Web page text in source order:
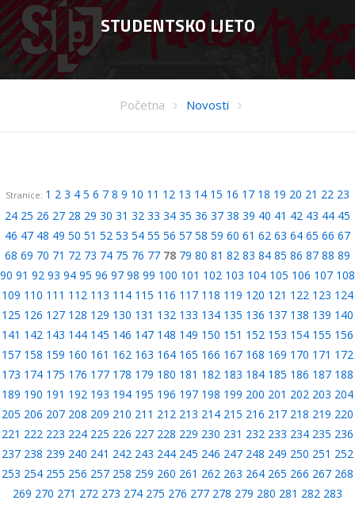
STUDENTSKO LJETO
Početna Novosti
Stranice: 1 2 3 4 5 6 7 8 9 10 11 12 13 14 15 16 17 18 19 20 21 22 23
24 25 26 27 28 29 30 31 32 33 34 35 36 37 38 39 40 41 42 43 44 45
46 47 48 49 50 51 52 53 54 55 56 57 58 59 60 61 62 63 64 65 66 67
68 69 70 71 72 73 74 75 76 77 78 79 80 81 82 83 84 85 86 87 88 89
90 91 92 93 94 95 96 97 98 99 100 101 102 103 104 105 106 107 108
109 110 111 112 113 114 115 116 117 118 119 120 121 122 123 124
125 126 127 128 129 130 131 132 133 134 135 136 137 138 139 140
141 142 143 144 145 146 147 148 149 150 151 152 153 154 155 156
157 158 159 160 161 162 163 164 165 166 167 168 169 170 171 172
173 174 175 176 177 178 179 180 181 182 183 184 185 186 187 188
189 190 191 192 193 194 195 196 197 198 199 200 201 202 203 204
205 206 207 208 209 210 211 212 213 214 215 216 217 218 219 220
221 222 223 224 225 226 227 228 229 230 231 232 233 234 235 236
237 238 239 240 241 242 243 244 245 246 247 248 249 250 251 252
253 254 255 256 257 258 259 260 261 262 263 264 265 266 267 268
269 270 271 272 273 274 275 276 277 278 279 280 281 282 283